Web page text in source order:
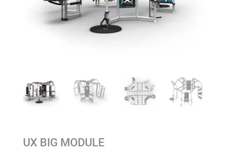
UX BIG MODULE